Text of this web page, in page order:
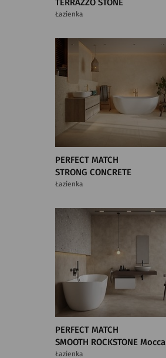
TERRAZZO STONE
Łazienka
PERFECT MATCH
STRONG CONCRETE
Łazienka
PERFECT MATCH
SMOOTH ROCKSTONE Mocca
Łazienka